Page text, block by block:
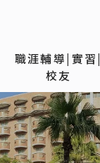
職涯輔導|實習|
校友